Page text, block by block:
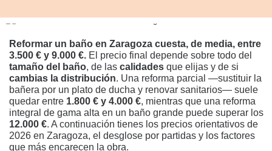
Reformar un baño en Zaragoza cuesta, de media, entre
3.500 € y 9.000 €. El precio final depende sobre todo del
tamaño del baño, de las calidades que elijas y de si
cambias la distribución. Una reforma parcial —sustituir la
bañera por un plato de ducha y renovar sanitarios— suele
quedar entre 1.800 € y 4.000 €, mientras que una reforma
integral de gama alta en un baño grande puede superar los
12.000 €. A continuación tienes los precios orientativos de
2026 en Zaragoza, el desglose por partidas y los factores
que más encarecen la obra.